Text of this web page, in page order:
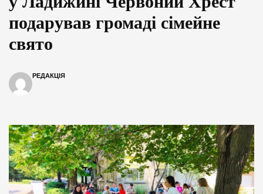
подарував громаді сімейне
свято
РЕДАКЦІЯ